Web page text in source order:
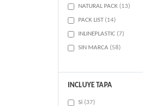
NATURAL PACK 13items
PACK LIST 14items
INLINEPLASTIC 7items
SIN MARCA 58items
INCLUYE TAPA
Si 37items